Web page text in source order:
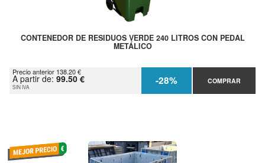
CONTENEDOR DE RESIDUOS VERDE 240 LITROS CON PEDAL
METÁLICO
Precio anterior 138.20 €
A partir de: 99.50 €
SIN IVA -28% COMPRAR